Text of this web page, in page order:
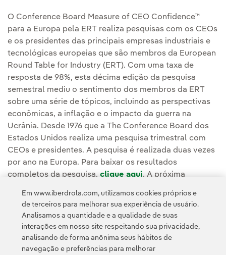
O Conference Board Measure of CEO Confidence™
para a Europa pela ERT realiza pesquisas com os CEOs
e os presidentes das principais empresas industriais e
tecnológicas europeias que são membros da European
Round Table for Industry (ERT). Com uma taxa de
resposta de 98%, esta décima edição da pesquisa
semestral mediu o sentimento dos membros da ERT
sobre uma série de tópicos, incluindo as perspectivas
econômicas, a inflação e o impacto da guerra na
Ucrânia. Desde 1976 que a The Conference Board dos
Estados Unidos realiza uma pesquisa trimestral com
CEOs e presidentes. A pesquisa é realizada duas vezes
por ano na Europa. Para baixar os resultados
completos da pesquisa, clique aqui. A próxima
Em www.iberdrola.com, utilizamos cookies próprios e
de terceiros para melhorar sua experiência de usuário.
Analisamos a quantidade e a qualidade de suas
interações em nosso site respeitando sua privacidade,
analisando de forma anônima seus hábitos de
navegação e preferências para melhorar